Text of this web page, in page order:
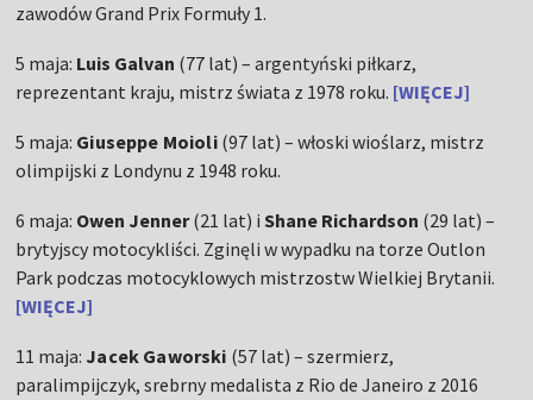
zawodów Grand Prix Formuły 1.
5 maja: Luis Galvan (77 lat) – argentyński piłkarz,
reprezentant kraju, mistrz świata z 1978 roku. [WIĘCEJ]
5 maja: Giuseppe Moioli (97 lat) – włoski wioślarz, mistrz
olimpijski z Londynu z 1948 roku.
6 maja: Owen Jenner(21 lat) iShane Richardson (29 lat) –
brytyjscy motocykliści. Zginęli w wypadku na torze Outlon
Park podczas motocyklowych mistrzostw Wielkiej Brytanii.
[WIĘCEJ]
11 maja: Jacek Gaworski (57 lat) – szermierz,
paralimpijczyk, srebrny medalista z Rio de Janeiro z 2016